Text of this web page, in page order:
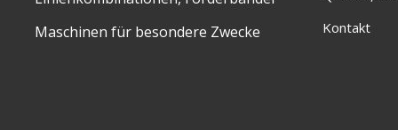
Maschinen für besondere Zwecke
Kontakt